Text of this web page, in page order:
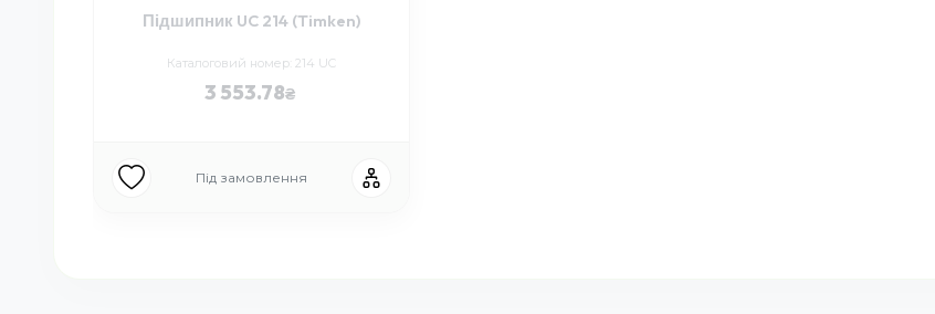
Підшипник UC 214 (Timken)
Каталоговий номер: 214 UC
3 553.78
Під замовлення